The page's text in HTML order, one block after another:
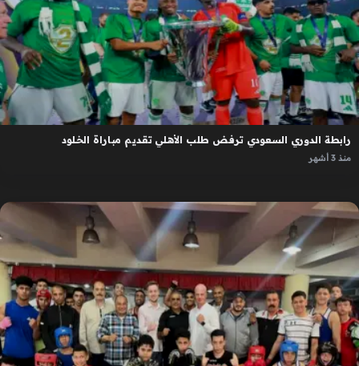
رابطة الدوري السعودي ترفض طلب الأهلي تقديم مباراة الخلود
منذ 3 أشهر